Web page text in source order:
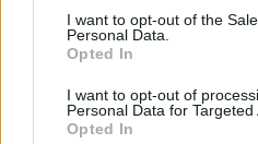
consent section.
I want to opt-out of the
Personal Data.
Opted In
I want to opt-out of
Personal Data for Targeted
Opted In
‘Endless Summer
Sessions)’, το οποίο
https://www.youtube.com/